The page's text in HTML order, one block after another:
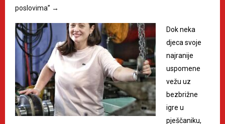
poslovima” →
Dok neka
djeca svoje
najranije
uspomene
vežu uz
bezbrižne
igre u
pješčaniku,